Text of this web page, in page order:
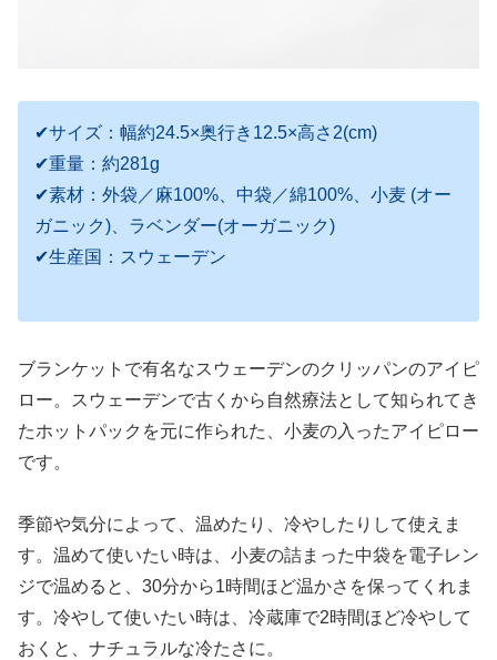
✔サイズ：幅約24.5×奥行き12.5×高さ2(cm)
✔重量：約281g
✔素材：外袋／麻100%、中袋／綿100%、小麦 (オー
ガニック)、ラベンダー(オーガニック)
✔生産国：スウェーデン
ブランケットで有名なスウェーデンのクリッパンのアイピ
ロー。スウェーデンで古くから自然療法として知られてき
たホットパックを元に作られた、小麦の入ったアイピロー
です。
季節や気分によって、温めたり、冷やしたりして使えま
す。温めて使いたい時は、小麦の詰まった中袋を電子レン
ジで温めると、30分から1時間ほど温かさを保ってくれま
す。冷やして使いたい時は、冷蔵庫で2時間ほど冷やして
おくと、ナチュラルな冷たさに。